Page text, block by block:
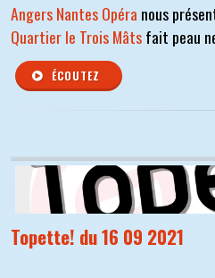
Angers Nantes Opéra nous
Quartier le Trois Mâtsfait peau
ÉCOUTEZ
Topette! du 16 09 2021